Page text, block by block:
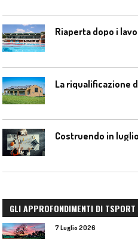
Riaperta dopo i
La riqualificazione
Costruendo in
GLI APPROFONDIMENTI DI TSPORT
7 Luglio 2026